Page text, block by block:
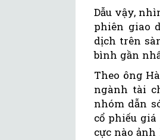
Dẫu vậy,
phiên giao
dịch trên
bình gần
Theo ông
ngành tài
nhóm dẫn
cổ phiếu
cực nào